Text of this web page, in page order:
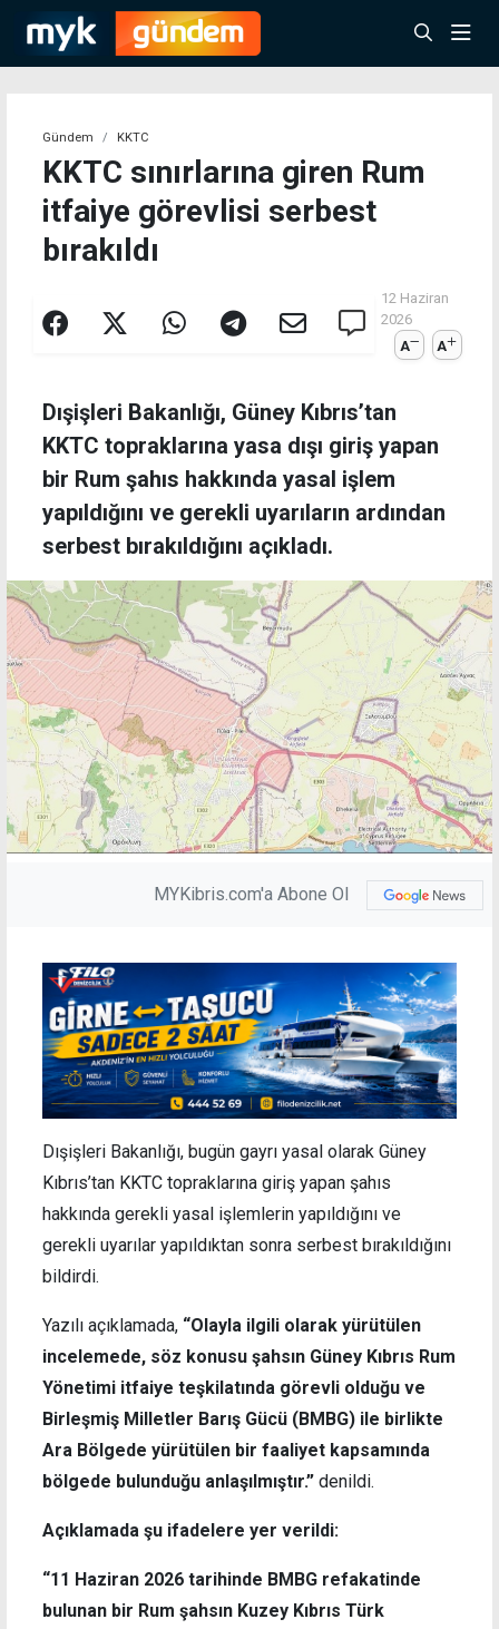
Gündem KKTC
KKTC sınırlarına giren Rum
itfaiye görevlisi serbest
bırakıldı
12 Haziran
2026
A
A
Dışişleri Bakanlığı, Güney Kıbrıs’tan
KKTC topraklarına yasa dışı giriş yapan
bir Rum şahıs hakkında yasal işlem
yapıldığını ve gerekli uyarıların ardından
serbest bırakıldığını açıkladı.
MYKibris.com'a Abone Ol
Dışişleri Bakanlığı, bugün gayrı yasal olarak Güney
Kıbrıs’tan KKTC topraklarına giriş yapan şahıs
hakkında gerekli yasal işlemlerin yapıldığını ve
gerekli uyarılar yapıldıktan sonra serbest bırakıldığını
bildirdi.
Yazılı açıklamada, “Olayla ilgili olarak yürütülen
incelemede, söz konusu şahsın Güney Kıbrıs Rum
Yönetimi itfaiye teşkilatında görevli olduğu ve
Birleşmiş Milletler Barış Gücü (BMBG) ile birlikte
Ara Bölgede yürütülen bir faaliyet kapsamında
bölgede bulunduğu anlaşılmıştır.” denildi.
Açıklamada şu ifadelere yer verildi:
“11 Haziran 2026 tarihinde BMBG refakatinde
bulunan bir Rum şahsın Kuzey Kıbrıs Türk